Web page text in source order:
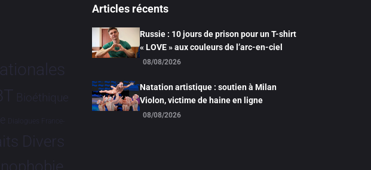
Bioéthique
Dialogues France-
Divers
Articles récents
Russie : 10 jours de prison pour un T-shirt
« LOVE » aux couleurs de l’arc-en-ciel
08/08/2026
Natation artistique : soutien à Milan
Violon, victime de haine en ligne
08/08/2026